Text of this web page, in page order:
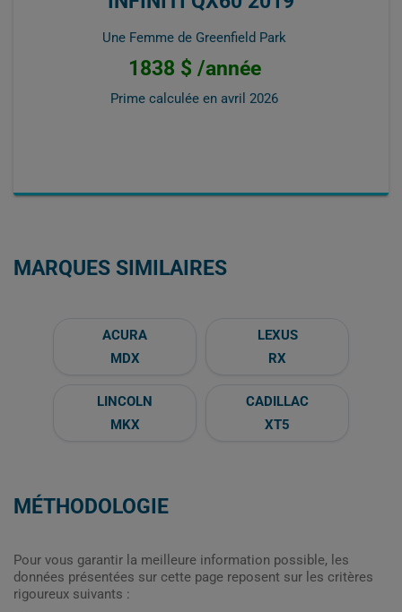
Une Femme de Greenfield Park
1838 $ /année
Prime calculée en avril 2026
MARQUES SIMILAIRES
ACURA
MDX
LEXUS
RX
LINCOLN
MKX
CADILLAC
XT5
MÉTHODOLOGIE
Pour vous garantir la meilleure information possible, les
données présentées sur cette page reposent sur les critères
rigoureux suivants :